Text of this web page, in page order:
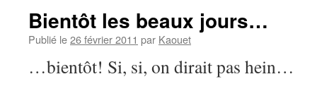
Bientôt les beaux jours…
Publié le26 février 2011 par Kaouet
…bientôt! Si, si, on dirait pas hein…